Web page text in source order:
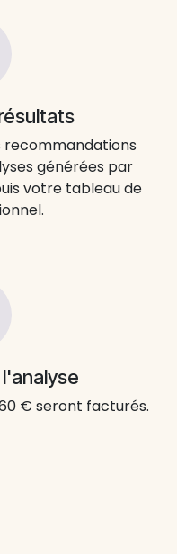
recommandations
générées par
votre tableau de
€ seront facturés.